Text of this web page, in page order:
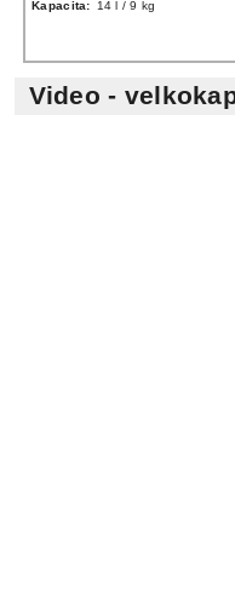
Kapacita: 14 l / 9 kg
Video -